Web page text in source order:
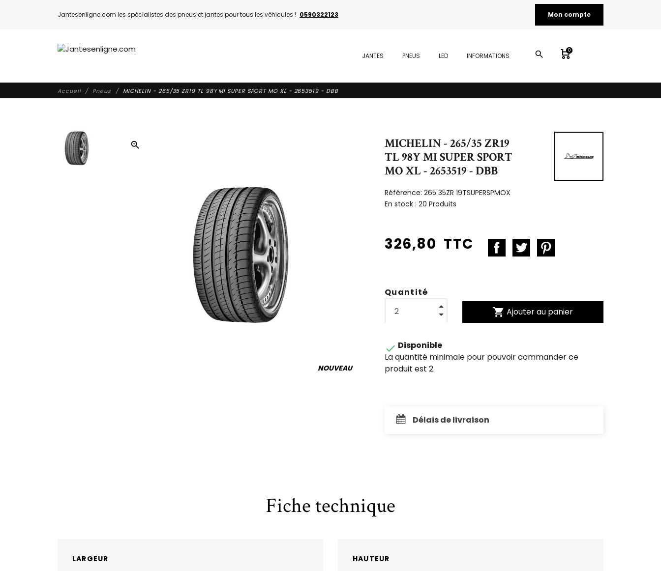
Jantesenligne.com les spécialistes des pneus et jantes pour tous les véhicules ! 0590322123 Mon compte
JANTES PNEUS LED INFORMATIONS search 0
Accueil Pneus MICHELIN - 265/35 ZR19 TL 98Y MI SUPER SPORT MO XL - 2653519 - DBB
zoom_in
NOUVEAU
MICHELIN - 265/35 ZR19
TL 98Y MI SUPER SPORT
MO XL - 2653519 - DBB
Référence: 265 35ZR 19TSUPERSPMOX
En stock : 20 Produits
326,80 TTC
Quantité
shopping_cart Ajouter au panier
 Disponible
La quantité minimale pour pouvoir commander ce
produit est 2.
Délais de livraison
Fiche technique
LARGEUR HAUTEUR